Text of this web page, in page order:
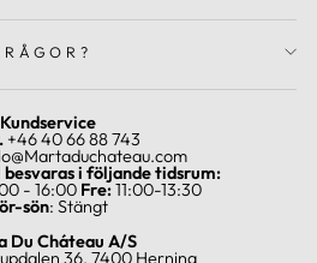
Kundservice
+46 40 66 88 743
besvaras i följande tidsrum:
- 16:00 Fre:11:00-13:30
sön: Stängt
Du Cháteau A/S
36, 7400 Herning